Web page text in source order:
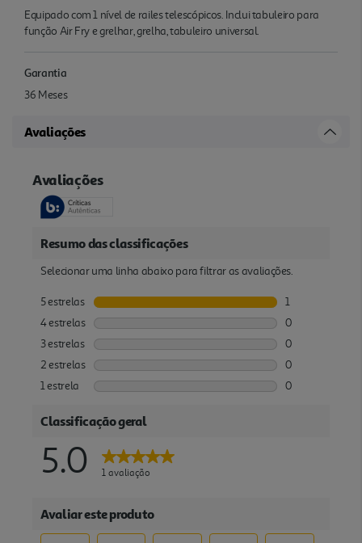
Equipado com 1 nível de railes telescópicos. Inclui tabuleiro para
função Air Fry e grelhar, grelha, tabuleiro universal.
Garantia
36 Meses
Avaliações